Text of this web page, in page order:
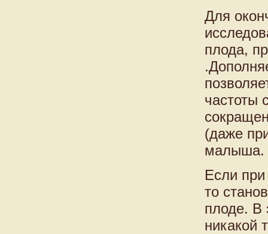
Для
плода,
частоты
(даже
малыша.
Если
то
плоде. В
никакой